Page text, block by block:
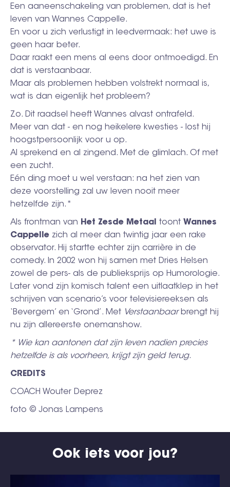
Een aaneenschakeling van problemen, dat is het
leven van Wannes Cappelle.
En voor u zich verlustigt in leedvermaak: het uwe is
geen haar beter.
Daar raakt een mens al eens door ontmoedigd. En
dat is verstaanbaar.
Maar als problemen hebben volstrekt normaal is,
wat is dan eigenlijk het probleem?
Zo. Dit raadsel heeft Wannes alvast ontrafeld.
Meer van dat - en nog heikelere kwesties - lost hij
hoogstpersoonlijk voor u op.
Al sprekend en al zingend. Met de glimlach. Of met
een zucht.
Eén ding moet u wel verstaan: na het zien van
deze voorstelling zal uw leven nooit meer
hetzelfde zijn.*
Als frontman van Het Zesde Metaal toont Wannes
Cappelle zich al meer dan twintig jaar een rake
observator. Hij startte echter zijn carrière in de
comedy. In 2002 won hij samen met Dries Helsen
zowel de pers- als de publieksprijs op Humorologie.
Later vond zijn komisch talent een uitlaatklep in het
schrijven van scenario’s voor televisiereeksen als
‘Bevergem’ en ‘Grond’. Met Verstaanbaarbrengt hij
nu zijn allereerste onemanshow.
* Wie kan aantonen dat zijn leven nadien precies
hetzelfde is als voorheen, krijgt zijn geld terug.
CREDITS
COACH Wouter Deprez
foto © Jonas Lampens
Ook iets voor jou?